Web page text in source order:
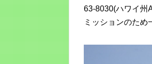
63-8030(ハワイ州
ミッションのため